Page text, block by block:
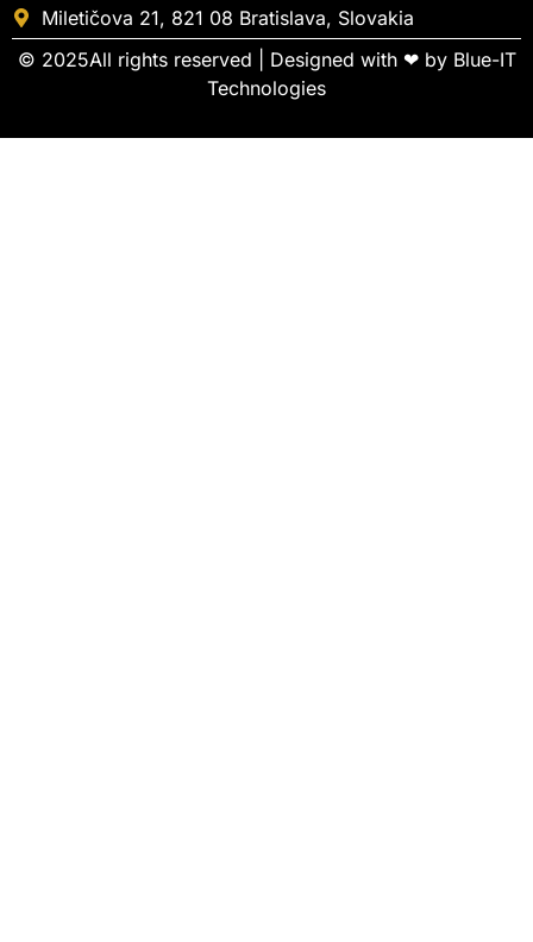
Miletičova 21, 821 08 Bratislava, Slovakia
© 2025All rights reserved | Designed with ❤ by Blue-IT
Technologies